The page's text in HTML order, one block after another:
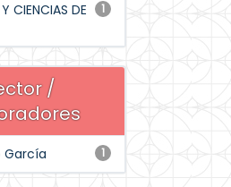
1
CIENCIAS DE
/
1
García